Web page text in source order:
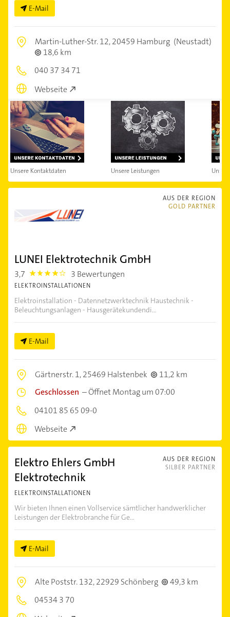
E-Mail
Martin-Luther-Str. 12,20459 Hamburg (Neustadt)
18,6 km
040 37 34 71
Webseite
Unsere Kontaktdaten Unsere Leistungen Unser
AUS DER REGION
GOLD PARTNER
LUNEI Elektrotechnik GmbH
3,7 3.7 3 Bewertungen
ELEKTROINSTALLATIONEN
Elektroinstallation - Datennetzwerktechnik Haustechnik -
Beleuchtungsanlagen - Hausgerätekundendi...
E-Mail
Gärtnerstr. 1,25469 Halstenbek
11,2 km
Geschlossen –Öffnet Montag um 07:00
04101 85 65 09-0
Webseite
AUS DER REGION
SILBER PARTNER
Elektro Ehlers GmbH
Elektrotechnik
ELEKTROINSTALLATIONEN
Wir bieten Ihnen einen Vollservice sämtlicher handwerklicher
Leistungen der Elektrobranche für Ge...
E-Mail
Alte Poststr. 132,22929 Schönberg
49,3 km
04534 3 70